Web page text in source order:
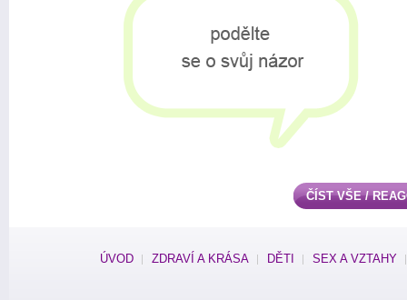
ČÍST VŠE /
ÚVOD ZDRAVÍ A KRÁSA DĚTI SEX A VZTAHY